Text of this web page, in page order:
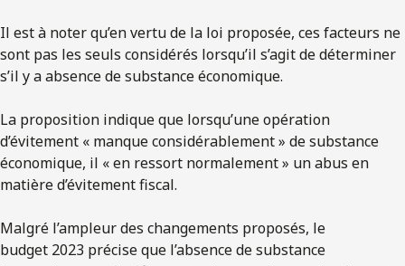
Il est à noter qu’en vertu de la loi proposée, ces facteurs ne
sont pas les seuls considérés lorsqu’il s’agit de déterminer
s’il y a absence de substance économique.
La proposition indique que lorsqu’une opération
d’évitement « manque considérablement » de substance
économique, il « en ressort normalement » un abus en
matière d’évitement fiscal.
Malgré l’ampleur des changements proposés, le
budget 2023 précise que l’absence de substance